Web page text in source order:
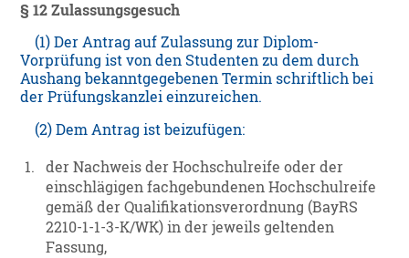
§ 12 Zulassungsgesuch
(1) Der Antrag auf Zulassung zur Diplom-
Vorprüfung ist von den Studenten zu dem durch
Aushang bekanntgegebenen Termin schriftlich bei
der Prüfungskanzlei einzureichen.
(2) Dem Antrag ist beizufügen:
1.
der Nachweis der Hochschulreife oder der
einschlägigen fachgebundenen Hochschulreife
gemäß der Qualifikationsverordnung (BayRS
2210-1-1-3-K/WK) in der jeweils geltenden
Fassung,